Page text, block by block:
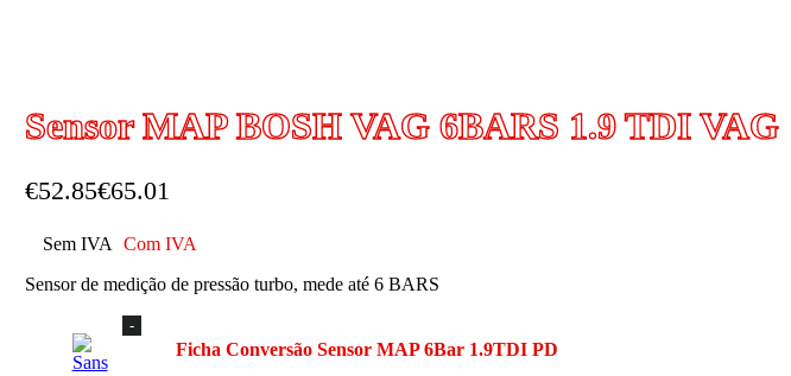
Sensor MAP BOSH VAG 6BARS 1.9 TDI VAG
€52.85€65.01
Sem IVA
Com IVA
Sensor de medição de pressão turbo, mede até 6 BARS
Ficha Conversão Sensor MAP 6Bar 1.9TDI PD